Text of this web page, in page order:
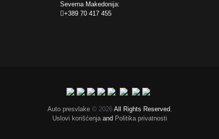
Severna Makedonija:
+389 70 417 455
Auto presvlake© 2026 All Rights Reserved.
Uslovi korišćenja and Politika privatnosti